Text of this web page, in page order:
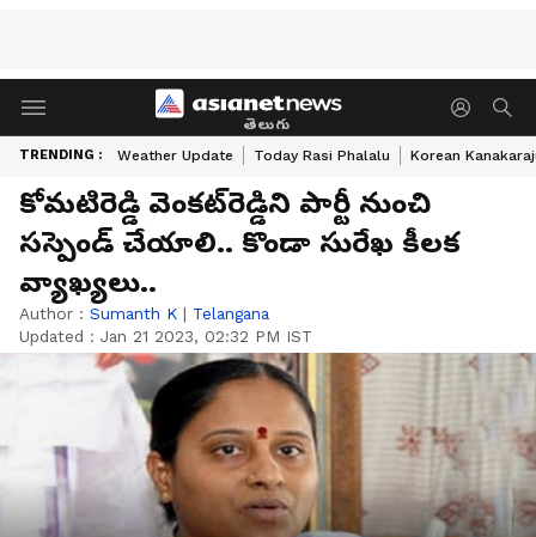
తెలుగు
TRENDING : Weather Update Today Rasi Phalalu Korean
కోమటిరెడ్డి వెంకట్‌రెడ్డిని పార్టీ నుంచి
సస్పెండ్ చేయాలి.. కొండా సురేఖ కీలక
వ్యాఖ్యలు..
Author : Sumanth K | Telangana
Updated : Jan 21 2023, 02:32 PM IST